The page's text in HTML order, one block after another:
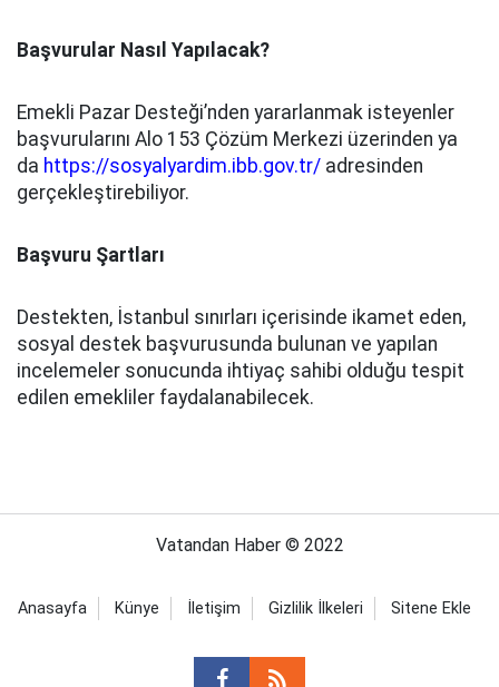
Başvurular Nasıl Yapılacak?
Emekli Pazar Desteği’nden yararlanmak isteyenler
başvurularını Alo 153 Çözüm Merkezi üzerinden ya
da https://sosyalyardim.ibb.gov.tr/ adresinden
gerçekleştirebiliyor.
Başvuru Şartları
Destekten, İstanbul sınırları içerisinde ikamet eden,
sosyal destek başvurusunda bulunan ve yapılan
incelemeler sonucunda ihtiyaç sahibi olduğu tespit
edilen emekliler faydalanabilecek.
Vatandan Haber © 2022
Anasayfa Künye İletişim Gizlilik İlkeleri Sitene Ekle